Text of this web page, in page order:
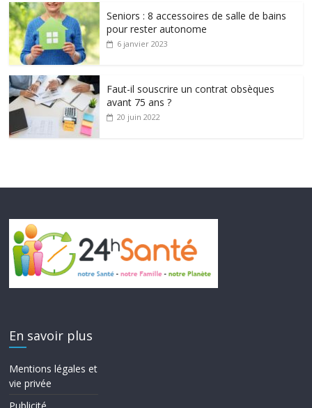
Seniors : 8 accessoires de salle de bains
pour rester autonome
6 janvier 2023
Faut-il souscrire un contrat obsèques
avant 75 ans ?
20 juin 2022
En savoir plus
Mentions légales et
vie privée